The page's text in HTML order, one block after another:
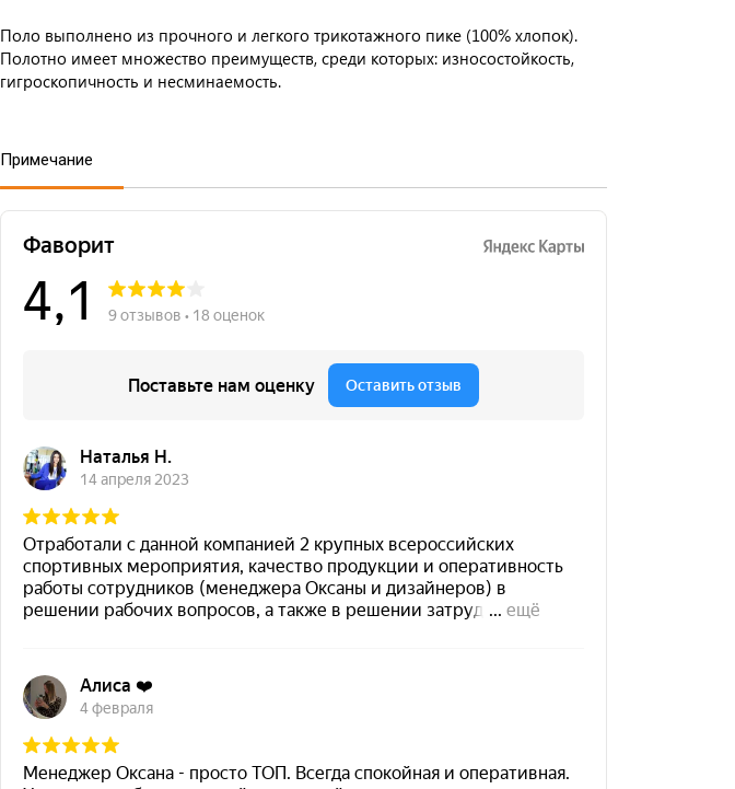
Поло выполнено из прочного и легкого трикотажного пике (100% хлопок).
Полотно имеет множество преимуществ, среди которых: износостойкость,
гигроскопичность и несминаемость.
Примечание